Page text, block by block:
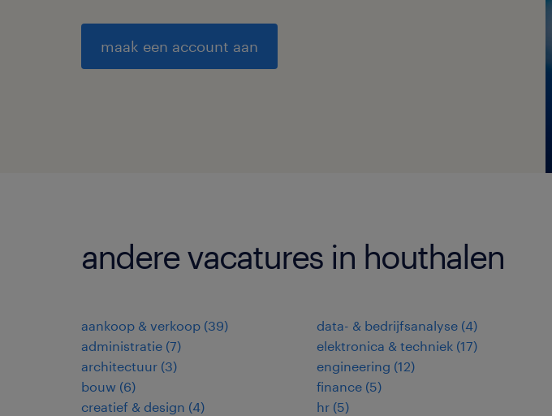
maak een account aan
andere vacatures in houthalen
aankoop & verkoop (39)
administratie (7)
architectuur (3)
bouw (6)
creatief & design (4)
data- & bedrijfsanalyse (4)
elektronica & techniek (17)
engineering (12)
finance (5)
hr (5)